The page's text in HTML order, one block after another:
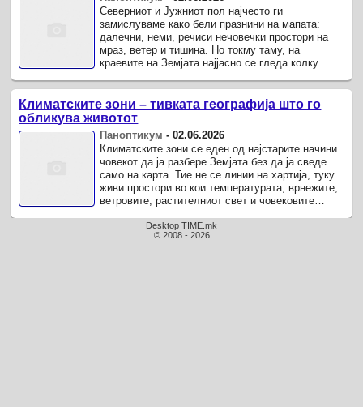
Северниот и Јужниот пол најчесто ги
замислуваме како бели празнини на мапата:
далечни, неми, речиси нечовечки простори на
мраз, ветер и тишина. Но токму таму, на
краевите на Земјата најјасно се гледа колку
Климатските зони – тивката географија што го
обликува животот
Паноптикум -02.06.2026
Климатските зони се еден од најстарите начини
човекот да ја разбере Земјата без да ја сведе
само на карта. Тие не се линии на хартија, туку
живи простори во кои температурата, врнежите,
ветровите, растителниот свет и човековите
Desktop TIME.mk
© 2008 - 2026